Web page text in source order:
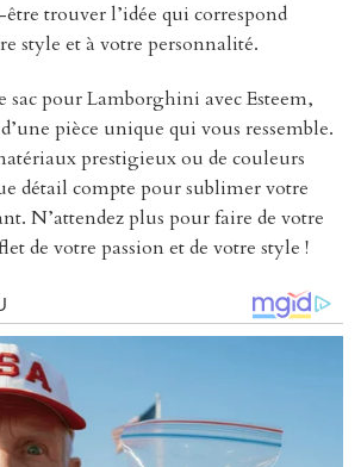
trouver l’idée qui correspond
style et à votre personnalité.
sac pour Lamborghini avec Esteem,
pièce unique qui vous ressemble.
prestigieux ou de couleurs
détail compte pour sublimer votre
N’attendez plus pour faire de votre
de votre passion et de votre style !